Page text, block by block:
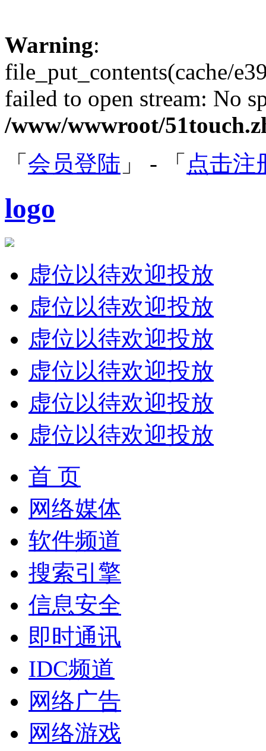
Warning:
file_put_contents(cache/
failed to open stream: No
/www/wwwroot/
「 会员登陆 」 - 「 点击注
logo
虚位以待欢迎投放
虚位以待欢迎投放
虚位以待欢迎投放
虚位以待欢迎投放
虚位以待欢迎投放
虚位以待欢迎投放
首 页
网络媒体
软件频道
搜索引擎
信息安全
即时通讯
IDC频道
网络广告
网络游戏